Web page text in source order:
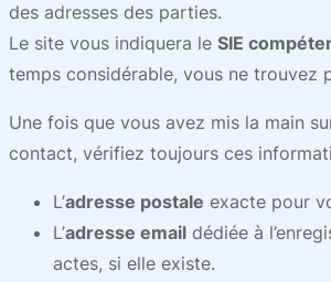
des adresses des parties.
Le site vous indiquera le SIE
temps considérable, vous ne trouvez
Une fois que vous avez mis la main
contact, vérifiez toujours ces
L’adresse postale exacte pour
L’adresse email dédiée à
actes, si elle existe.